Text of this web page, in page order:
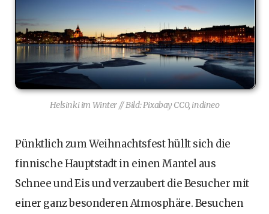
Helsinki im Winter // Bild: Pixabay CC0, indineo
Pünktlich zum Weihnachtsfest hüllt sich die
finnische Hauptstadt in einen Mantel aus
Schnee und Eis und verzaubert die Besucher mit
einer ganz besonderen Atmosphäre. Besuchen